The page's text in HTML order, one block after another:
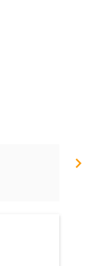
keyboard_arrow_right